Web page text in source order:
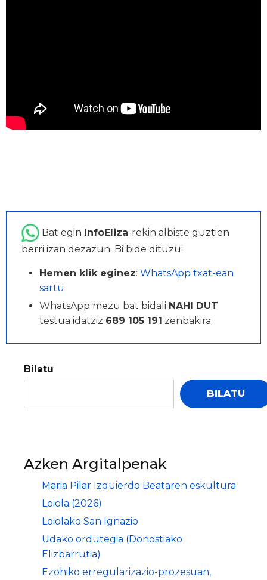
Bat egin InfoEliza-rekin albiste guztien
berri izan dezazun. Bi bide dituzu:
Hemen klik eginez: WhatsApp txat-ean
sartu
WhatsApp mezu bat bidali NAHI DUT
testua idatziz 689 105 191 zenbakira
Bilatu
BILATU
Azken Argitalpenak
Maria Pilar Izquierdo Beataren eskultura
Loiola (2026)
Loiolako San Ignazio
Udako ordutegia (Donostiako
Elizbarrutia)
Ezohiko erregularizazio-prozesuan,